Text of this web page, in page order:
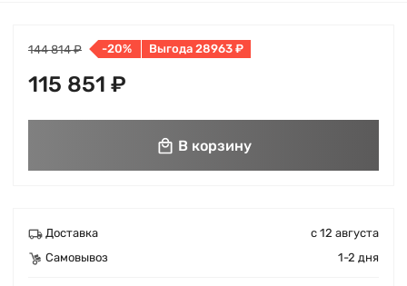
144 814 ₽ -20% Выгода 28963 ₽
115 851 ₽
В корзину
Доставка
с 12 августа
Самовывоз
1-2 дня